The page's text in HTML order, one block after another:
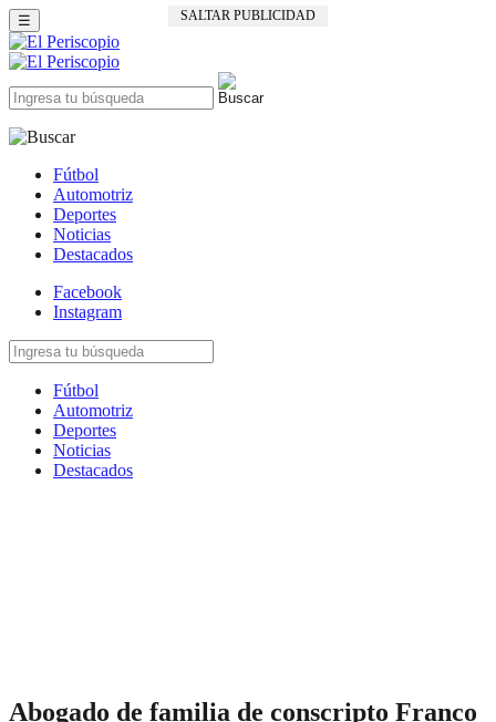
SALTAR PUBLICIDAD
☰
Fútbol
Automotriz
Deportes
Noticias
Destacados
Facebook
Instagram
Fútbol
Automotriz
Deportes
Noticias
Destacados
Abogado de familia de conscripto Franco